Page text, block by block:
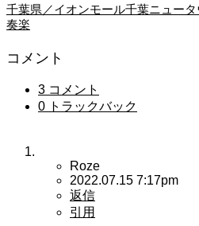
千葉県／イオンモール千葉ニュー
奏楽
コメント
3 コメント
0 トラックバック
Roze
2022.07.15 7:17pm
返信
引用